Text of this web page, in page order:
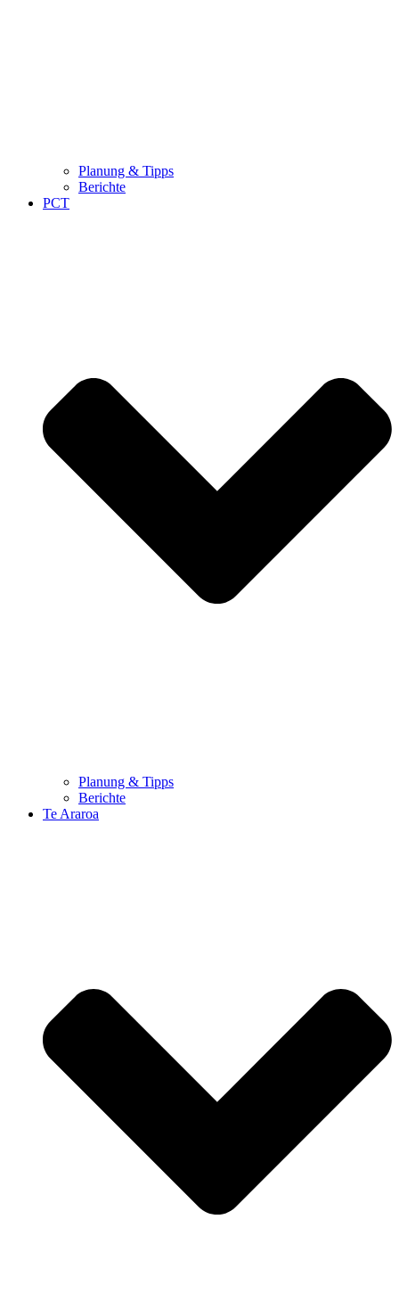
Planung & Tipps
Berichte
PCT
Planung & Tipps
Berichte
Te Araroa